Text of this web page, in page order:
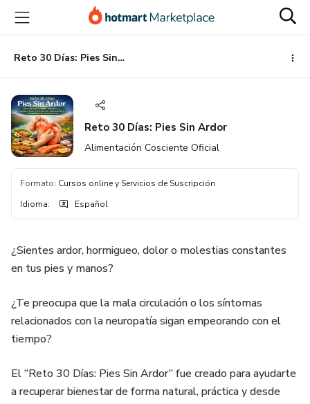
principal
página
de
página
Reto 30 Días: Pies Sin Ardor
Reto 30 Días: Pies Sin Ardor
Alimentación Cosciente Oficial
Formato: Cursos online y Servicios de Suscripción
Idioma: Español
¿Sientes ardor, hormigueo, dolor o molestias constantes
en tus pies y manos?
¿Te preocupa que la mala circulación o los síntomas
relacionados con la neuropatía sigan empeorando con el
tiempo?
El “Reto 30 Días: Pies Sin Ardor” fue creado para ayudarte
a recuperar bienestar de forma natural, práctica y desde